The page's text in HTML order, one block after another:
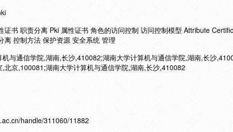
证书 职责分离 Pki 属性证书 角色的访问控制 访问控制模型 Attribute
离 控制方法 保护资源 安全系统 管理
机与通信学院,湖南,长沙,410082;湖南大学计算机与通信学院,湖南,长沙
,北京,100081;湖南大学计算机与通信学院,湖南,长沙,410082
handle/311060/11882